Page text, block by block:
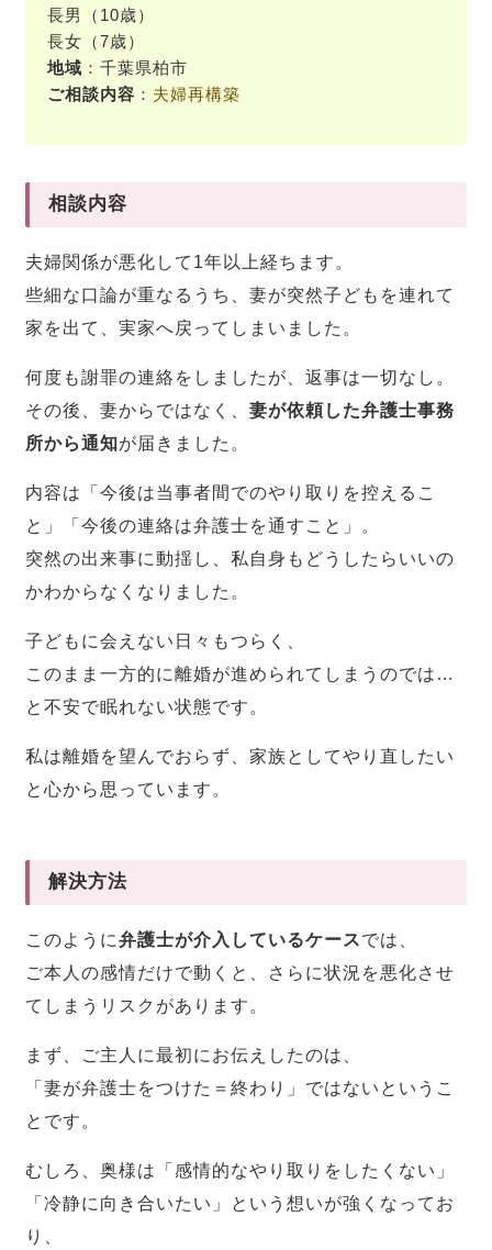
長男（10歳）
長女（7歳）
地域 ：千葉県柏市
ご相談内容 ： 夫婦再構築
相談内容
夫婦関係が悪化して1年以上経ちます。
些細な口論が重なるうち、妻が突然子どもを連れて
家を出て、実家へ戻ってしまいました。
何度も謝罪の連絡をしましたが、返事は一切なし。
その後、妻からではなく、妻が依頼した弁護士事務
所から通知が届きました。
内容は「今後は当事者間でのやり取りを控えるこ
と」「今後の連絡は弁護士を通すこと」。
突然の出来事に動揺し、私自身もどうしたらいいの
かわからなくなりました。
子どもに会えない日々もつらく、
このまま一方的に離婚が進められてしまうのでは…
と不安で眠れない状態です。
私は離婚を望んでおらず、家族としてやり直したい
と心から思っています。
解決方法
このように弁護士が介入しているケースでは、
ご本人の感情だけで動くと、さらに状況を悪化させ
てしまうリスクがあります。
まず、ご主人に最初にお伝えしたのは、
「妻が弁護士をつけた＝終わり」ではないというこ
とです。
むしろ、奥様は「感情的なやり取りをしたくない」
「冷静に向き合いたい」という想いが強くなってお
り、